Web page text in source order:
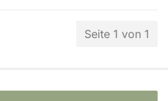
Seite 1 von 1